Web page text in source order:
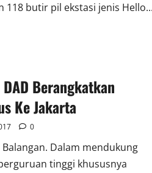
118 butir pil ekstasi jenis
Berangkatkan
Ke Jakarta
0
Dalam mendukung
tinggi khususnya